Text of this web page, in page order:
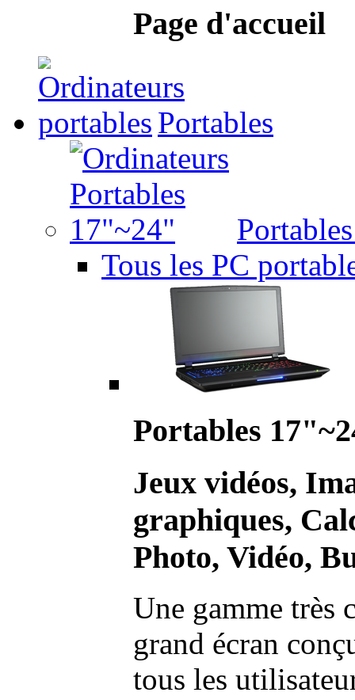
Page d'accueil
Portables
Tous les PC
Portables
Jeux vidéos,
graphiques,
Photo, Vidéo,
Une gamme très
grand écran
tous les